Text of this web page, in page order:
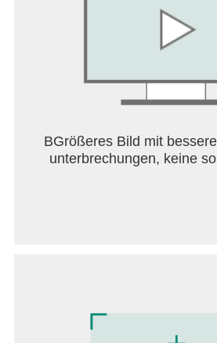
Markt merken und so auf den
der Online-Verfügbarkeit auch
im ausgewählten dm-Markt
diese neue Lieferart nutzen.
Mit PAYBACK und glückskind
hautnah erleben:
Live-Shopping mit dmLIVE:
BGrößeres Bild mit
unterbrechungen, keine